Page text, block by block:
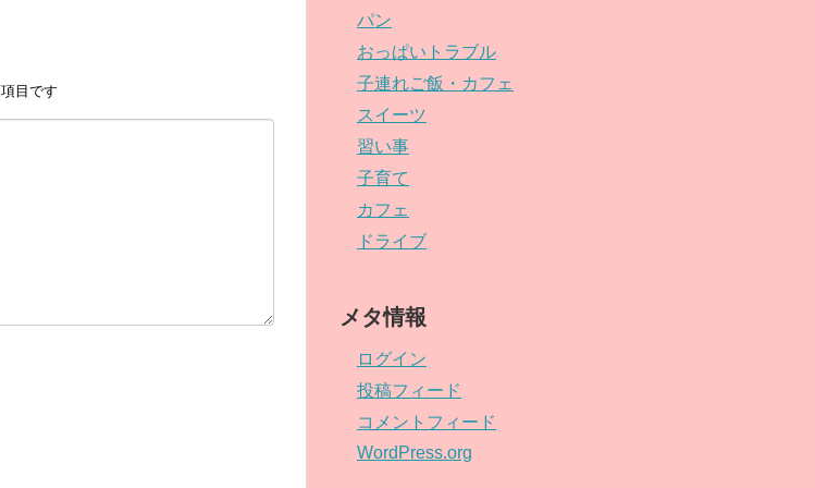
目です
パン
おっぱいトラブル
子連れご飯・カフェ
スイーツ
習い事
子育て
カフェ
ドライブ
メタ情報
ログイン
投稿フィード
コメントフィード
WordPress.org